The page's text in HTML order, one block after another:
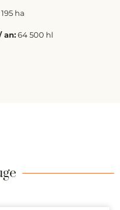
ha
an:64 500 hl